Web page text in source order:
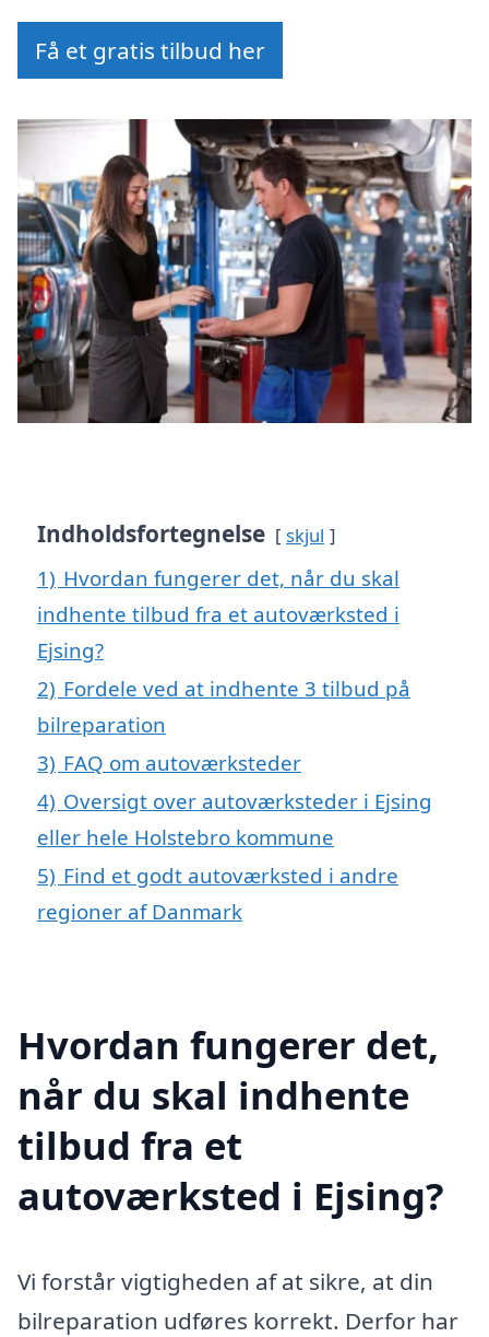
Få et gratis tilbud her
Indholdsfortegnelse skjul
1) Hvordan fungerer det, når du skal
indhente tilbud fra et autoværksted i
Ejsing?
2) Fordele ved at indhente 3 tilbud på
bilreparation
3) FAQ om autoværksteder
4) Oversigt over autoværksteder i Ejsing
eller hele Holstebro kommune
5) Find et godt autoværksted i andre
regioner af Danmark
Hvordan fungerer det,
når du skal indhente
tilbud fra et
autoværksted i Ejsing?
Vi forstår vigtigheden af at sikre, at din
bilreparation udføres korrekt. Derfor har